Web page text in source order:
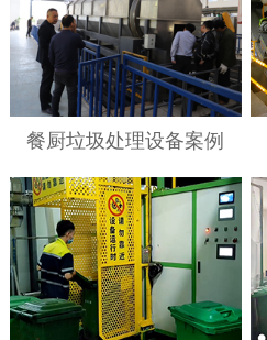
餐厨垃圾处理设备案例